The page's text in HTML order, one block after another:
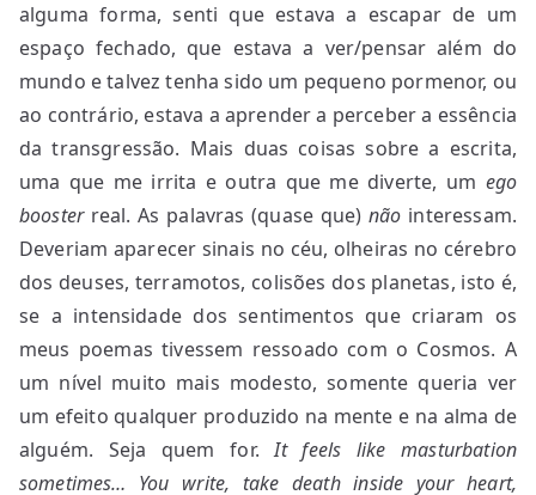
alguma forma, senti que estava a escapar de um
espaço fechado, que estava a ver/pensar além do
mundo e talvez tenha sido um pequeno pormenor, ou
ao contrário, estava a aprender a perceber a essência
da transgressão. Mais duas coisas sobre a escrita,
uma que me irrita e outra que me diverte, um ego
booster real. As palavras (quase que)não interessam.
Deveriam aparecer sinais no céu, olheiras no cérebro
dos deuses, terramotos, colisões dos planetas, isto é,
se a intensidade dos sentimentos que criaram os
meus poemas tivessem ressoado com o Cosmos. A
um nível muito mais modesto, somente queria ver
um efeito qualquer produzido na mente e na alma de
alguém. Seja quem for.It feels like masturbation
sometimes… You write, take death inside your heart,